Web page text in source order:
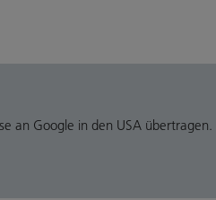
an Google in den USA übertragen.